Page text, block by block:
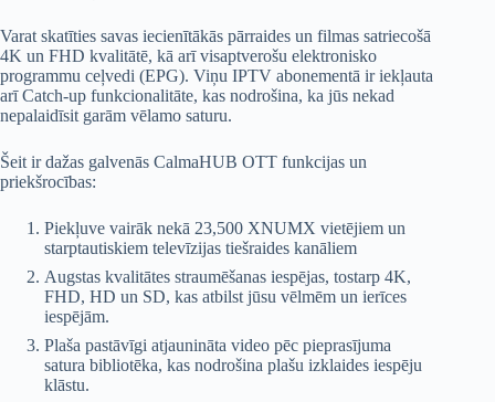
Varat skatīties savas iecienītākās pārraides un filmas satriecošā
4K un FHD kvalitātē, kā arī visaptverošu elektronisko
programmu ceļvedi (EPG). Viņu IPTV abonementā ir iekļauta
arī Catch-up funkcionalitāte, kas nodrošina, ka jūs nekad
nepalaidīsit garām vēlamo saturu.
Šeit ir dažas galvenās CalmaHUB OTT funkcijas un
priekšrocības:
Piekļuve vairāk nekā 23,500 XNUMX vietējiem un
starptautiskiem televīzijas tiešraides kanāliem
Augstas kvalitātes straumēšanas iespējas, tostarp 4K,
FHD, HD un SD, kas atbilst jūsu vēlmēm un ierīces
iespējām.
Plaša pastāvīgi atjaunināta video pēc pieprasījuma
satura bibliotēka, kas nodrošina plašu izklaides iespēju
klāstu.